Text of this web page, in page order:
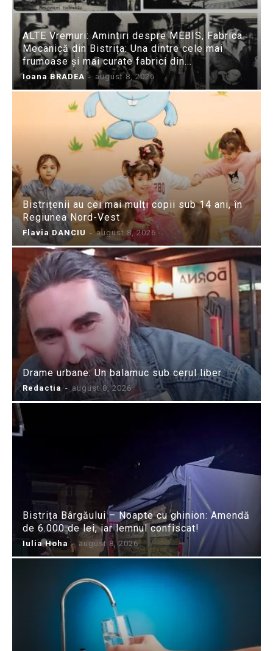
ALTE Vremuri: Amintiri despre MEBIS, Fabrica
Mecanică din Bistrița: Una dintre cele mai
frumoase și mai curate fabrici din...
Ioana BRADEA - august 8, 2026
Bistrițenii au cei mai mulți copii sub 14 ani, în
Regiunea Nord-Vest
Flavia DANCIU - august 8, 2026
Drame urbane: Un balamuc sub cerul liber
Redactia - august 8, 2026
Bistrița Bârgăului – Noapte cu ghinion: Amendă
de 6.000 de lei, iar lemnul confiscat!
Iulia Hoha - august 8, 2026